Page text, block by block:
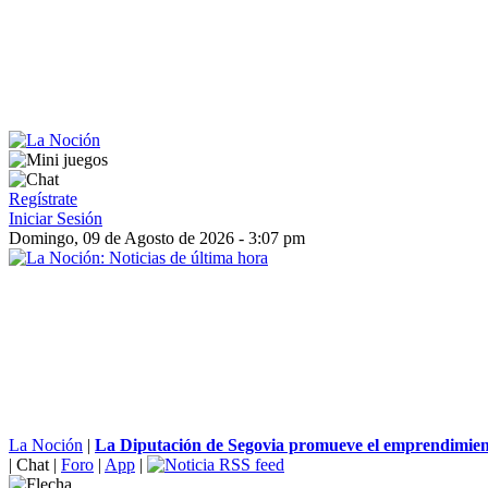
Regístrate
Iniciar Sesión
Domingo, 09 de Agosto de 2026 - 3:07 pm
La Noción | La Diputación de Segovia promueve el
| Chat | Foro | App |